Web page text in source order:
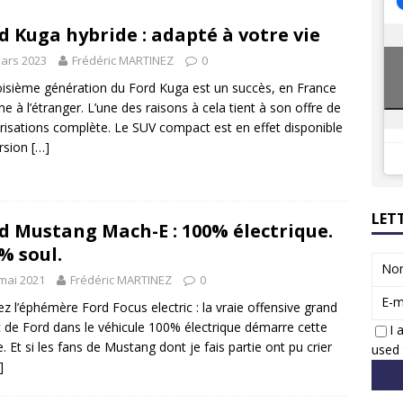
Honda dévoile un spot publicitaire… confiné! ACTUS
Kuga hybride : adapté à votre vie
2023 Frédéric MARTINEZ 0
génération du Ford Kuga est un succès, en France
à l’étranger. L’une des raisons à cela tient à son offre de
complète. Le SUV compact est en effet disponible
[…]
Mustang Mach-E : 100% électrique.
soul.
2021 Frédéric MARTINEZ 0
l’éphémère Ford Focus electric : la vraie offensive grand
de Ford dans le véhicule 100% électrique démarre cette
Et si les fans de Mustang dont je fais partie ont pu crier
E-
I